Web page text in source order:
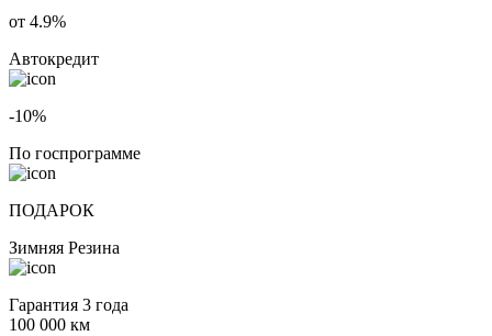
от 4.9%
Автокредит
-10%
По госпрограмме
ПОДАРОК
Зимняя Резина
Гарантия 3 года
100 000 км